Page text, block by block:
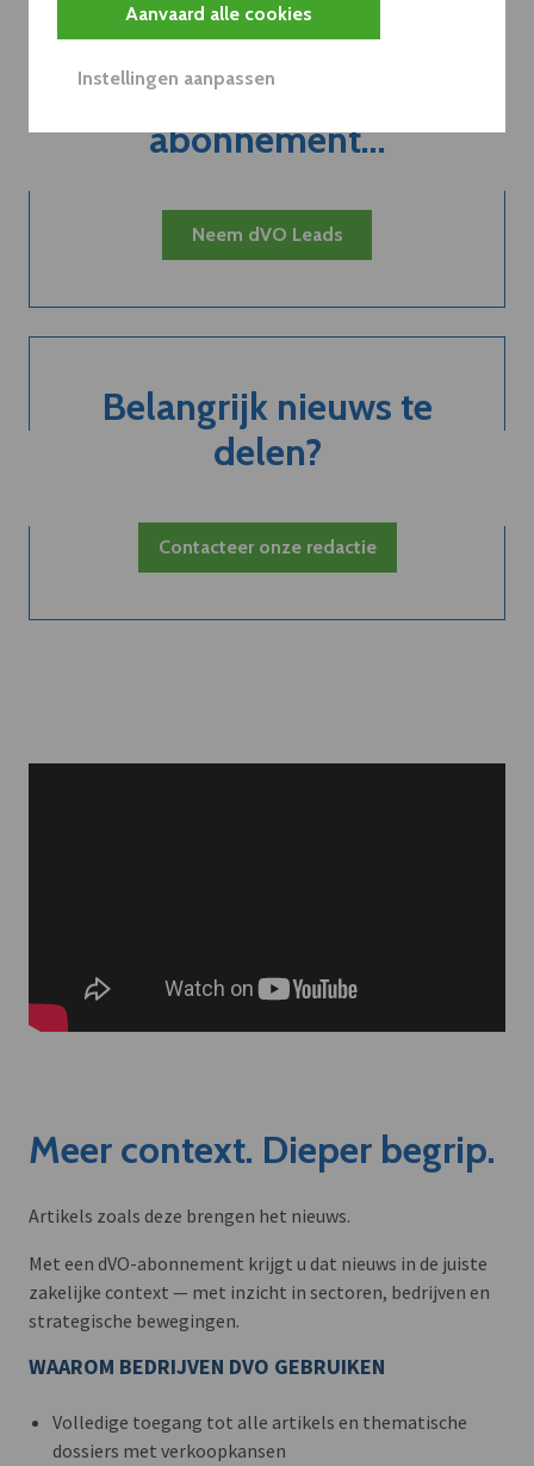
Aanvaard alle cookies
Instellingen aanpassen
Kort de voordelen
van een
abonnement...
Neem dVO Leads
Belangrijk nieuws te
delen?
Contacteer onze redactie
Meer context. Dieper begrip.
Artikels zoals deze brengen het nieuws.
Met een dVO-abonnement krijgt u dat nieuws in de juiste
zakelijke context — met inzicht in sectoren, bedrijven en
strategische bewegingen.
WAAROM BEDRIJVEN DVO GEBRUIKEN
Volledige toegang tot alle artikels en thematische
dossiers met verkoopkansen